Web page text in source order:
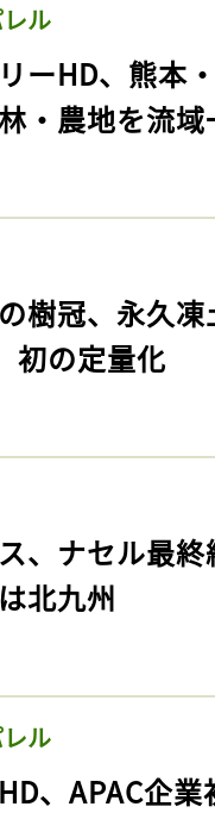
ル
ーHD、熊本
・農地を流
樹冠、永久
初の定量化
、ナセル最
北九州
ル
、APAC企